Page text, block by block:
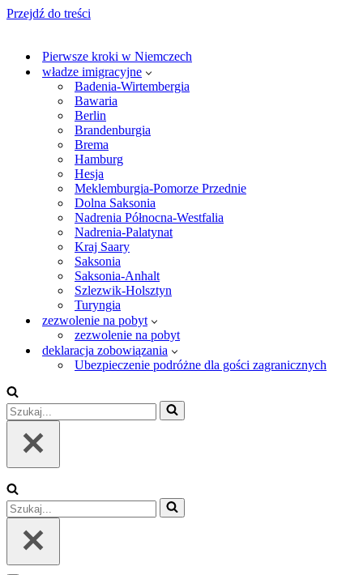
Przejdź do treści
Pierwsze kroki w Niemczech
władze imigracyjne
Badenia-Wirtembergia
Bawaria
Berlin
Brandenburgia
Brema
Hamburg
Hesja
Meklemburgia-Pomorze Przednie
Dolna Saksonia
Nadrenia Północna-Westfalia
Nadrenia-Palatynat
Kraj Saary
Saksonia
Saksonia-Anhalt
Szlezwik-Holsztyn
Turyngia
zezwolenie na pobyt
zezwolenie na pobyt
deklaracja zobowiązania
Ubezpieczenie podróżne dla gości zagranicznych
Szukaj...
Szukaj...